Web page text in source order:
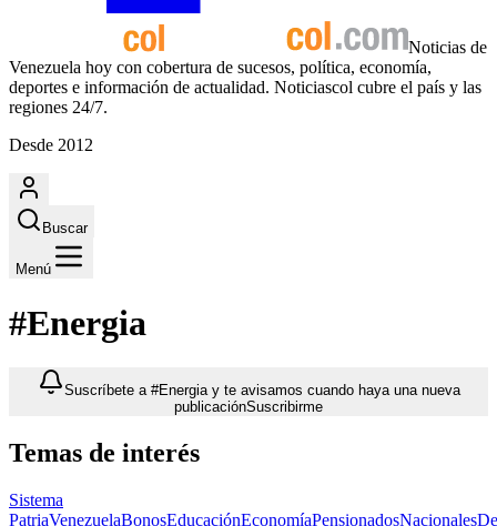
Noticias de
Venezuela hoy con cobertura de sucesos, política, economía,
deportes e información de actualidad. Noticiascol cubre el país y las
regiones 24/7.
Desde 2012
Buscar
Menú
#Energia
Suscríbete a #Energia y te avisamos cuando haya una nueva
publicaciónSuscribirme
Temas de interés
Sistema
PatriaVenezuelaBonosEducaciónEconomíaPensionadosNacionales